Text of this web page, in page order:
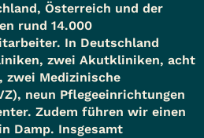
Österreich und der
rund 14.000
In Deutschland
zwei Akutkliniken, acht
zwei Medizinische
neun Pflegeeinrichtungen
Zudem führen wir einen
Damp. Insgesamt